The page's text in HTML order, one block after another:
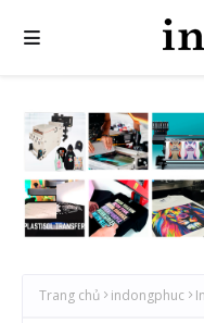
Trang chủ indongphuc